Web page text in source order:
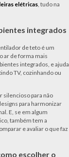
elétricas, tudo na
integrados
de teto é um
ar de forma mais
integrados, e ajuda
TV, cozinhando ou
silencioso para não
para harmonizar
E, se em algum
também tem a
e avaliar o que faz
escolher o